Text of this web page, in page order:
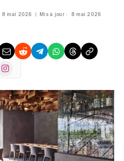
8 mai 2026 Mis à jour : 8 mai 2026
Instagram